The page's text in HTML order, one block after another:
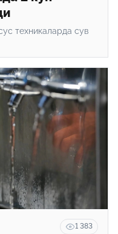
техникаларда сув
1 383